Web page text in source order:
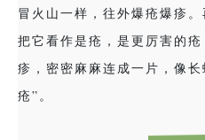
冒火山一样，往外爆疮爆疹
把它看作是疮，是更厉害的
疹，密密麻麻连成一片，像
疮”。